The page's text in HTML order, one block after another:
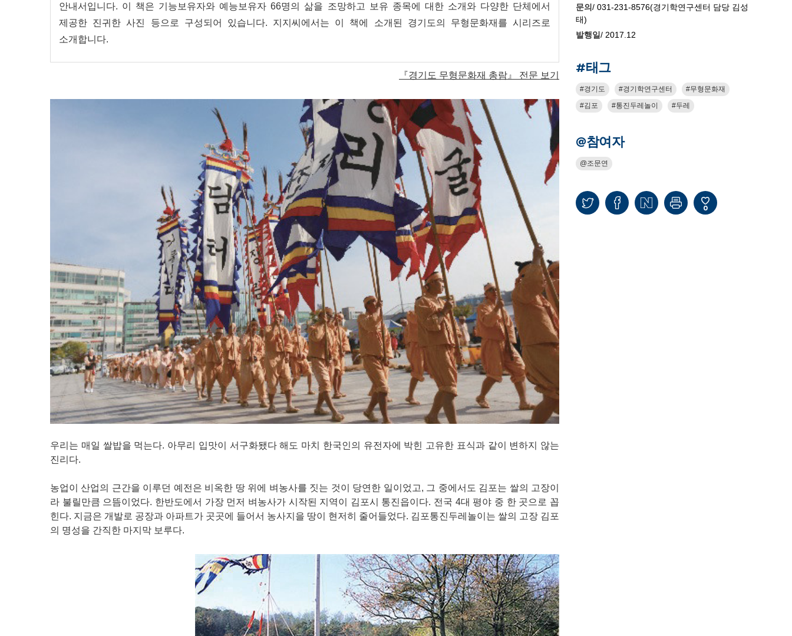
안내서입니다. 이 책은 기능보유자와 예능보유자 66명의 삶을 조망하고 보유 종목에 대한 소개와 다양한 단체에서
제공한 진귀한 사진 등으로 구성되어 있습니다. 지지씨에서는 이 책에 소개된 경기도의 무형문화재를 시리즈로
소개합니다.
『경기도 무형문화재 총람』 전문 보기
우리는 매일 쌀밥을 먹는다. 아무리 입맛이 서구화됐다 해도 마치 한국인의 유전자에 박힌 고유한 표식과 같이 변하지 않는
진리다.
농업이 산업의 근간을 이루던 예전은 비옥한 땅 위에 벼농사를 짓는 것이 당연한 일이었고, 그 중에서도 김포는 쌀의 고장이
라 불릴만큼 으뜸이었다. 한반도에서 가장 먼저 벼농사가 시작된 지역이 김포시 통진읍이다. 전국 4대 평야 중 한 곳으로 꼽
힌다. 지금은 개발로 공장과 아파트가 곳곳에 들어서 농사지을 땅이 현저히 줄어들었다. 김포통진두레놀이는 쌀의 고장 김포
의 명성을 간직한 마지막 보루다.
문의/ 031-231-8576(경기학연구센터 담당 김성
태)
발행일/ 2017.12
#태그
경기도 경기학연구센터
무형문화재
김포
통진두레놀이 두레
@참여자
조문연
0